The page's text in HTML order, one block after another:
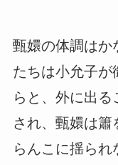
甄嬛の体調はか
たちは小允子が
らと、外に出
され、甄嬛は簫
らんこに揺ら